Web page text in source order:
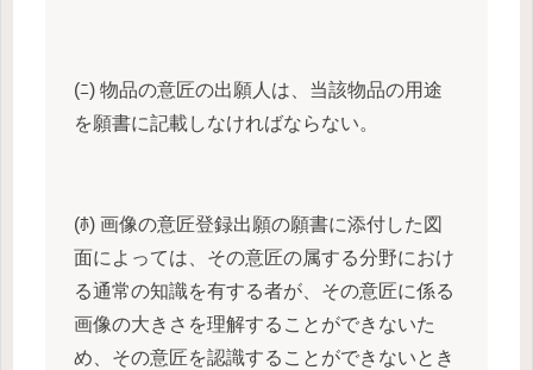
(ﾆ) 物品の意匠の出願人は、当該物品の用途
を願書に記載しなければならない。
(ﾎ) 画像の意匠登録出願の願書に添付した図
面によっては、その意匠の属する分野におけ
る通常の知識を有する者が、その意匠に係る
画像の大きさを理解することができないた
め、その意匠を認識することができないとき